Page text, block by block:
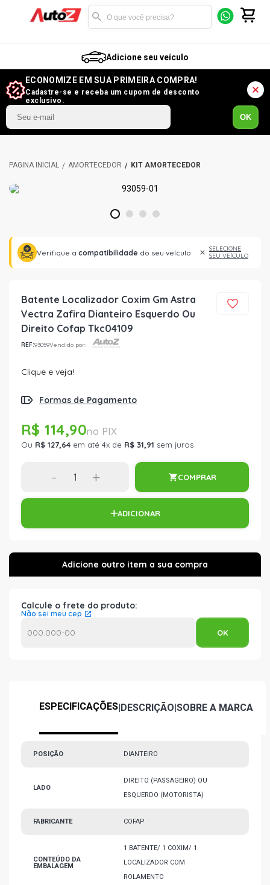
Adicione seu veículo
ECONOMIZE EM SUA PRIMEIRA COMPRA!
Cadastre-se e receba um cupom de desconto
exclusivo.
OK
AMORTECEDOR KIT AMORTECEDOR
1 2 3 4
Verifique a compatibilidade do seu veículo
SELECIONE
SEU VEÍCULO
Batente Localizador Coxim Gm Astra
Vectra Zafira Dianteiro Esquerdo Ou
Direito Cofap Tkc04109
REF:93059Vendido por:
Clique e veja!
Formas de Pagamento
R$ 114,90
Ou R$ 127,64 em até 4x de R$ 31,91 sem juros
- + COMPRAR
ADICIONAR
Calcule o frete do produto:
Não sei meu cep
ESPECIFICAÇÕES|DESCRIÇÃO|SOBRE A MARCA
POSIÇÃO DIANTEIRO
LADO
DIREITO (PASSAGEIRO) OU
ESQUERDO (MOTORISTA)
FABRICANTE COFAP
CONTEÚDO DA
EMBALAGEM
1 BATENTE/ 1 COXIM/ 1
LOCALIZADOR COM
ROLAMENTO